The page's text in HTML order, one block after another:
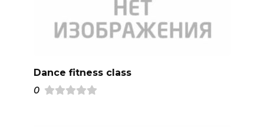
Dance fitness class
0